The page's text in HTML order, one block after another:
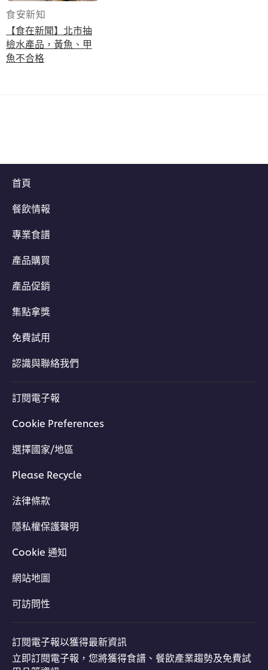
食安新知
【食在新聞】北市抽
檢水產品，黃魚、甲
魚不合格
首頁
餐飲情報
專業食譜
產品購買
產品促銷
集點拿獎
免費試用
認識與聯絡我們
訂閱電子報
Cookie Preferences
選擇國家/地區
Please Recycle
法律條款
隱私權保護聲明
Cookie 通知
網站地圖
可訪問性
訂閱電子報以獲得最新資訊
立即訂閱電子報，您將獲得食譜、餐飲產業趨勢及免費試